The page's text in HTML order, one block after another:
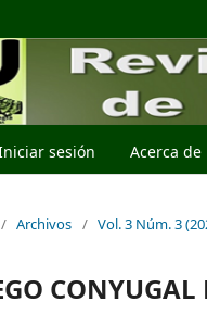
sesión Acerca de
/ Archivos / Vol. 3 Núm. 3